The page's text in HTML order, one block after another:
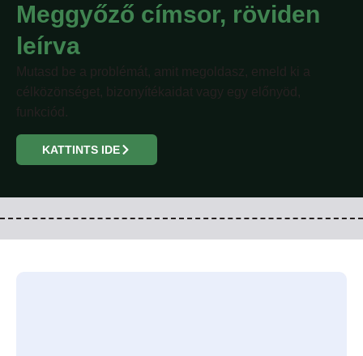
Meggyőző címsor, röviden
leírva
Mutasd be a problémát, amit megoldasz, emeld ki a
célközönséget, bizonyítékaidat vagy egy előnyöd,
funkciód.
KATTINTS IDE